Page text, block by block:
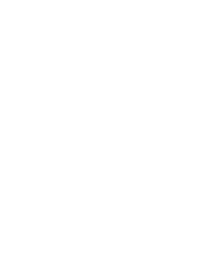
生音樂比賽